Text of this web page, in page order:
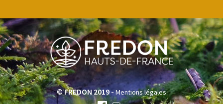
© FREDON 2019 -Mentions légales